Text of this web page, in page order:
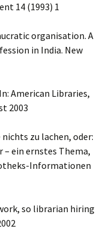
14 (1993) 1
organisation. A
in India. New
American Libraries,
2003
zu lachen, oder:
ein ernstes Thema,
Informationen
so librarian hiring